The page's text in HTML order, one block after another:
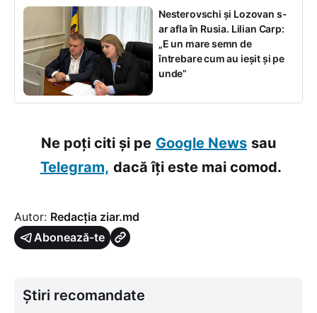
Nesterovschi și Lozovan s-
ar afla în Rusia. Lilian Carp:
„E un mare semn de
întrebare cum au ieșit și pe
unde”
Ne poți citi și pe Google News sau
Telegram, dacă îți este mai comod.
Autor: Redacția ziar.md
Abonează-te
Știri recomandate